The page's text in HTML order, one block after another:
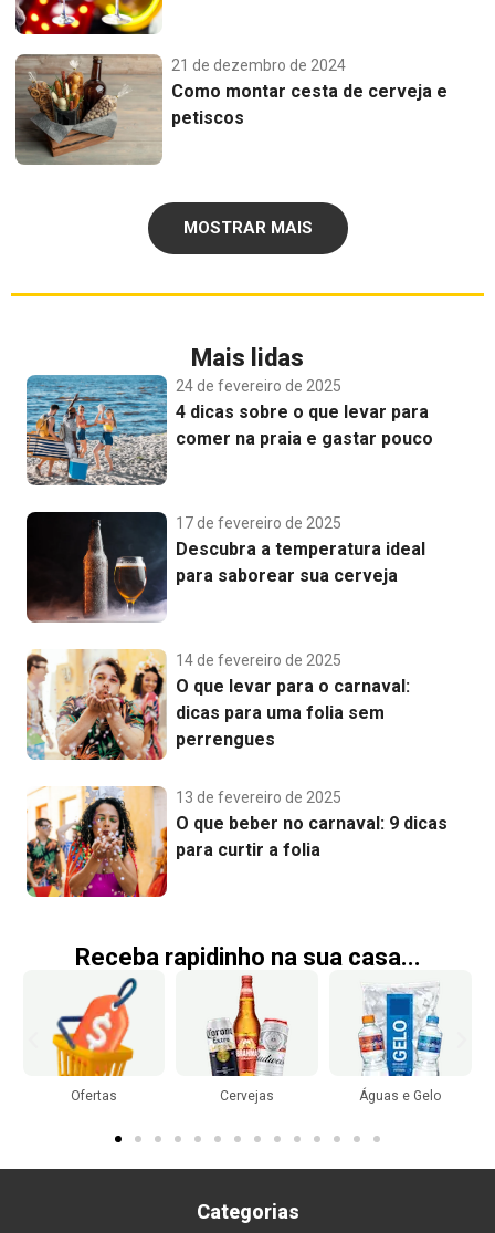
21 de dezembro de 2024
Como montar cesta de cerveja e
petiscos
MOSTRAR MAIS
Mais lidas
24 de fevereiro de 2025
4 dicas sobre o que levar para
comer na praia e gastar pouco
17 de fevereiro de 2025
Descubra a temperatura ideal
para saborear sua cerveja
14 de fevereiro de 2025
O que levar para o carnaval:
dicas para uma folia sem
perrengues
13 de fevereiro de 2025
O que beber no carnaval: 9 dicas
para curtir a folia
Receba rapidinho na sua casa...
Ofertas Cervejas Águas e Gelo
Categorias